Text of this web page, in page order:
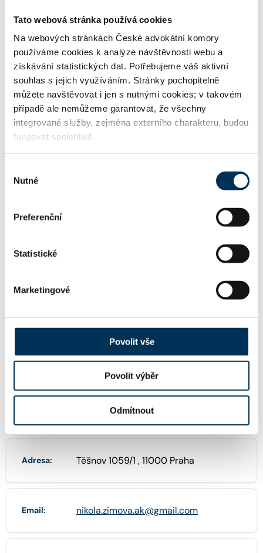
Tato webová stránka používá cookies
Na webových stránkách České advokátní komory
používáme cookies k analýze návštěvnosti webu a
získávání statistických dat. Potřebujeme váš aktivní
souhlas s jejich využíváním. Stránky pochopitelně
můžete navštěvovat i jen s nutnými cookies; v takovém
případě ale nemůžeme garantovat, že všechny
integrované služby, zejména externího charakteru, budou
fungovat spolehlivě.
souhlasu
Nutné
Preferenční
Statistické
Marketingové
Povolit vše
Povolit výběr
Odmítnout
TRVALE SPOLUPRACUJE S FIRMOU
Chrenek, Toman, Kotrba advokátní kancelář spol. s.
r.o.
KONTAKT
Další emaily:
Název: Mgr. Nikola Zimová, advokát
71464280
Adresa: Těšnov 1059/1 , 11000 Praha
Email: nikola.zimova.ak@gmail.com